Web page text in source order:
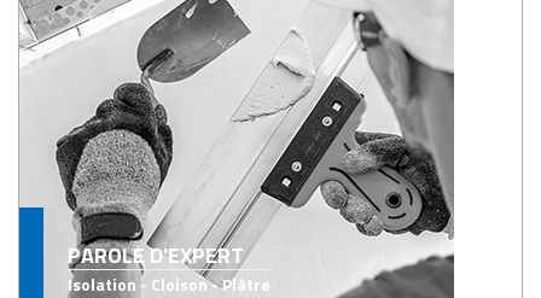
PAROLE D'EXPERT
Isolation - Cloison - Plâtre